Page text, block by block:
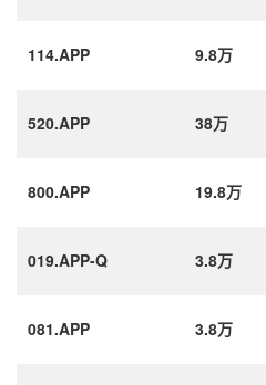
114.APP 9.8万
520.APP 38万
800.APP 19.8万
019.APP-Q 3.8万
081.APP 3.8万